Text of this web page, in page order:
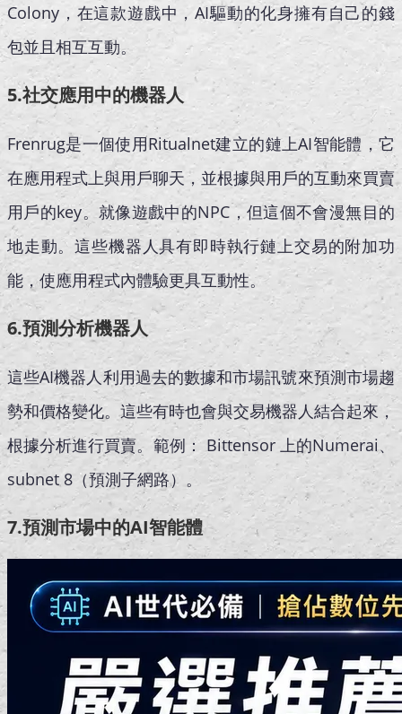
Colony，在這款遊戲中，AI驅動的化身擁有自己的錢
包並且相互互動。
5.社交應用中的機器人
Frenrug是一個使用Ritualnet建立的鏈上AI智能體，它
在應用程式上與用戶聊天，並根據與用戶的互動來買賣
用戶的key。就像遊戲中的NPC，但這個不會漫無目的
地走動。這些機器人具有即時執行鏈上交易的附加功
能，使應用程式內體驗更具互動性。
6.預測分析機器人
這些AI機器人利用過去的數據和市場訊號來預測市場趨
勢和價格變化。這些有時也會與交易機器人結合起來，
根據分析進行買賣。範例： Bittensor 上的Numerai、
subnet 8（預測子網路）。
7.預測市場中的AI智能體